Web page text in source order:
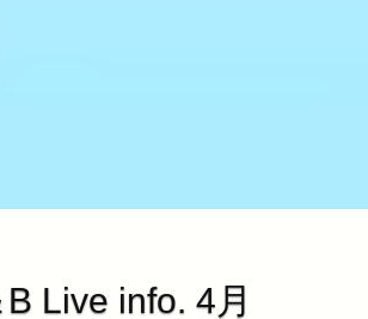
B Live info. 4月